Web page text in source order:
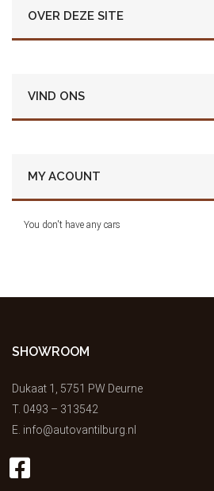
OVER DEZE SITE
VIND ONS
MY ACOUNT
You don't have any cars
SHOWROOM
Dukaat 1, 5751 PW Deurne
T. 0493 – 313542
E. info@autovantilburg.nl